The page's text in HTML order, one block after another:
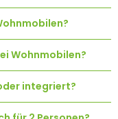
Wohnmobilen?
integriert?